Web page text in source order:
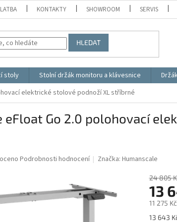
KONTAKTY SHOWROOM SERVIS
HLEDAT
stoly Stolní držák monitoru a klávesnice
elektrické stolové podnoží XL stříbrné
eFloat Go 2.0 polohovací
Podrobnosti hodnocení Značka:Humanscale
24 805
13
11 275
Měrná
13 643